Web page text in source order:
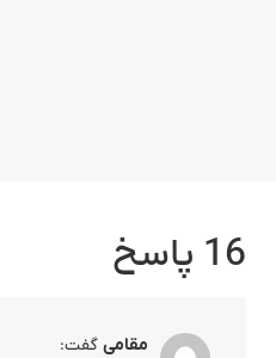
16 پاسخ
مقامی گفت: